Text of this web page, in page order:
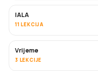
IALA
11 LEKCIJA
Vrijeme
3 LEKCIJE